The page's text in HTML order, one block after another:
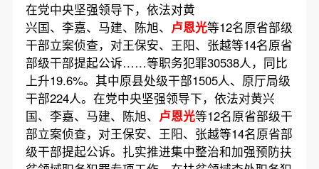
在党中央坚强领导下，依法对黄
兴国、李嘉、马建、陈旭、 卢恩光等12名原省部级
干部立案侦查，对王保安、王阳、张越等14名原省
部级干部提起公诉……等职务犯罪30538人，同比
上升19.6%。其中原县处级干部1505人、原厅局级
干部224人。在党中央坚强领导下，依法对黄兴
国、李嘉、马建、陈旭、 卢恩光等12名原省部级干
部立案侦查，对王保安、王阳、张越等14名原省部
级干部提起公诉。扎实推进集中整治和加强预防扶